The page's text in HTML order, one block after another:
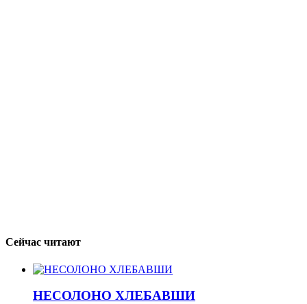
Сейчас читают
НЕСОЛОНО ХЛЕБАВШИ